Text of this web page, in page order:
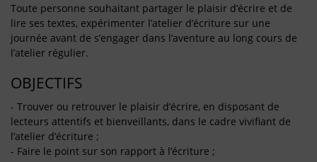
Toute personne souhaitant partager le plaisir d’écrire et de
lire ses textes, expérimenter l’atelier d’écriture sur une
journée avant de s’engager dans l’aventure au long cours de
l’atelier régulier.
OBJECTIFS
- Trouver ou retrouver le plaisir d’écrire, en disposant de
lecteurs attentifs et bienveillants, dans le cadre vivifiant de
l’atelier d’écriture ;
- Faire le point sur son rapport à l’écriture ;